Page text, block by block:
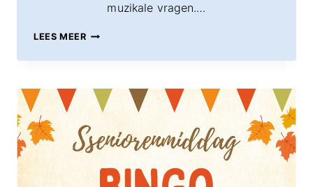
muzikale vragen.…
LEES MEER22
–